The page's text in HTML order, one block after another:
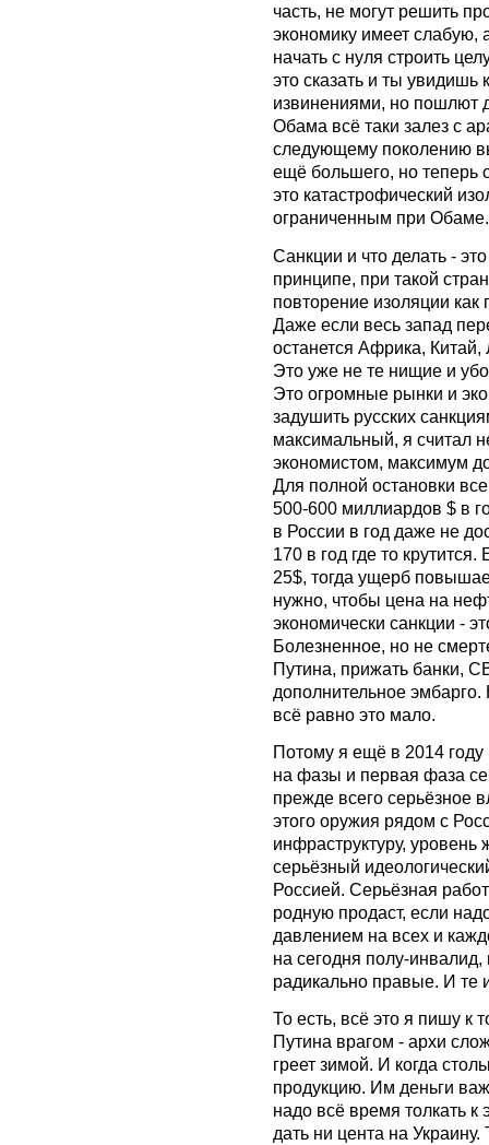
часть, не могут решить
экономику имеет слабую,
начать с нуля строить
это сказать и ты увидишь
извинениями, но пошлют
Обама всё таки залез с
следующему поколению
ещё большего, но теперь
это катастрофический
ограниченным при Обаме.
Санкции и что делать -
принципе, при такой
повторение изоляции
Даже если весь запад
останется Африка,
Это уже не те нищие и
Это огромные рынки и
задушить русских
максимальный, я считал
экономистом, максимум
Для полной остановки
500-600 миллиардов $ в
в России в год даже не
170 в год где то
25$, тогда ущерб
нужно, чтобы цена на
экономически санкции -
Болезненное, но не
Путина, прижать банки,
дополнительное
всё равно это мало.
Потому я ещё в 2014 году
на фазы и первая фаза
прежде всего серьёзное
этого оружия рядом с
инфраструктуру, уровень
серьёзный
Россией. Серьёзная
родную продаст, если
давлением на всех и
на сегодня полу-
радикально правые. И те
То есть, всё это я пишу к
Путина врагом - архи
греет зимой. И когда
продукцию. Им деньги
надо всё время толкать к
дать ни цента на